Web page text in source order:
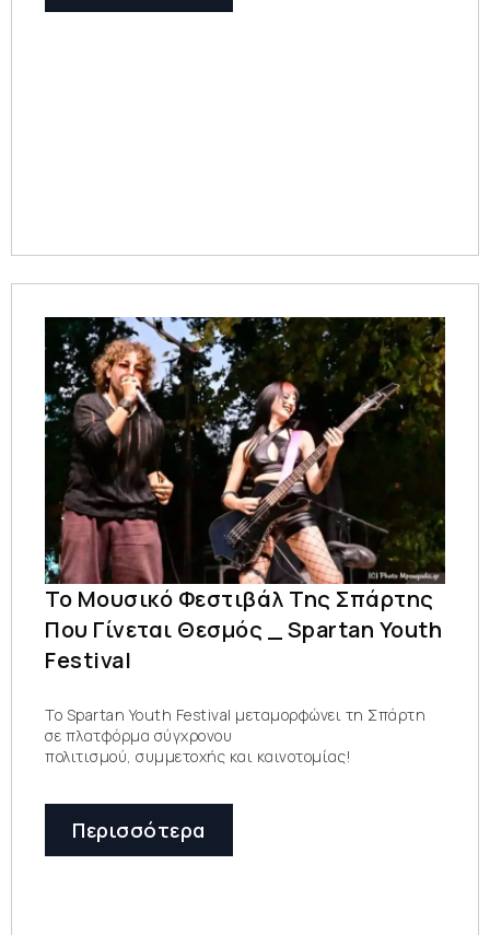
Το Μουσικό Φεστιβάλ Της Σπάρτης
Που Γίνεται Θεσμός _ Spartan Youth
Festival
Το Spartan Youth Festival μεταμορφώνει τη Σπάρτη
σε πλατφόρμα σύγχρονου
πολιτισμού, συμμετοχής και καινοτομίας!
Περισσότερα